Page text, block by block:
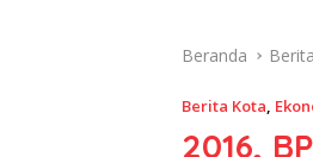
Beranda
Berita Kota
2016,